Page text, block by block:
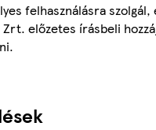
felhasználásra
Zrt. előzetes írásbeli